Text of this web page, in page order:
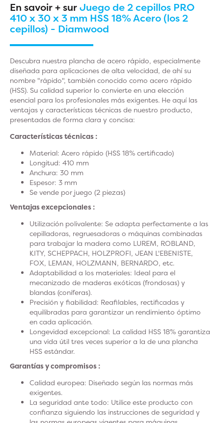
En savoir + surJuego de 2 cepillos PRO
410 x 30 x 3 mm HSS 18% Acero (los 2
cepillos) - Diamwood
Descubra nuestra plancha de acero rápido, especialmente
diseñada para aplicaciones de alta velocidad, de ahí su
nombre "rápido", también conocido como acero rápido
(HSS). Su calidad superior lo convierte en una elección
esencial para los profesionales más exigentes. He aquí las
ventajas y características técnicas de nuestro producto,
presentadas de forma clara y concisa:
Características técnicas :
Material: Acero rápido (HSS 18% certificado)
Longitud: 410 mm
Anchura: 30 mm
Espesor: 3 mm
Se vende por juego (2 piezas)
Ventajas excepcionales :
Utilización polivalente: Se adapta perfectamente a las
cepilladoras, regruesadoras o máquinas combinadas
para trabajar la madera como LUREM, ROBLAND,
KITY, SCHEPPACH, HOLZPROFI, JEAN L'EBENISTE,
FOX, LEMAN, HOLZMANN, BERNARDO, etc.
Adaptabilidad a los materiales: Ideal para el
mecanizado de maderas exóticas (frondosas) y
blandas (coníferas).
Precisión y fiabilidad: Reafilables, rectificadas y
equilibradas para garantizar un rendimiento óptimo
en cada aplicación.
Longevidad excepcional: La calidad HSS 18% garantiza
una vida útil tres veces superior a la de una plancha
HSS estándar.
Garantías y compromisos :
Calidad europea: Diseñado según las normas más
exigentes.
La seguridad ante todo: Utilice este producto con
confianza siguiendo las instrucciones de seguridad y